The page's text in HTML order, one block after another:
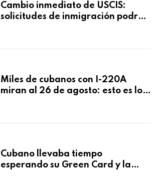
Cambio inmediato de USCIS:
solicitudes de inmigración podrán
Miles de cubanos con I-220A
miran al 26 de agosto: esto es lo
Cubano llevaba tiempo
esperando su Green Card y la